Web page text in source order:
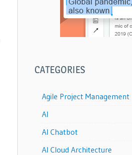
CATEGORIES
Agile Project Management
AI
AI Chatbot
AI Cloud Architecture